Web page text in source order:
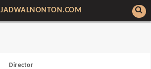
JADWALNONTON.COM
Director